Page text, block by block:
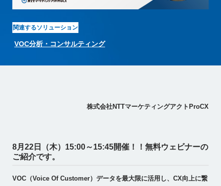
関連するソリューション
VOC分析・コンサルティング
株式会社NTTマーケティングアクトProCX
8月22日（木）15:00～15:45開催！！無料ウェビナーの
ご紹介です。
VOC（Voice Of Customer）データを最大限に活用し、CX向上に繋